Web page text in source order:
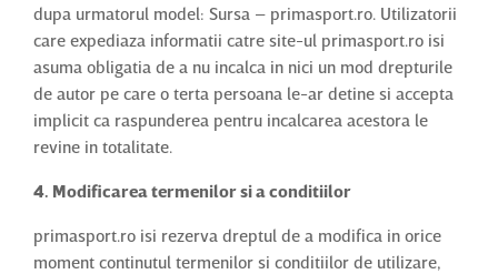
dupa urmatorul model: Sursa – primasport.ro. Utilizatorii
care expediaza informatii catre site-ul primasport.ro isi
asuma obligatia de a nu incalca in nici un mod drepturile
de autor pe care o terta persoana le-ar detine si accepta
implicit ca raspunderea pentru incalcarea acestora le
revine in totalitate.
4. Modificarea termenilor si a conditiilor
primasport.ro isi rezerva dreptul de a modifica in orice
moment continutul termenilor si conditiilor de utilizare,